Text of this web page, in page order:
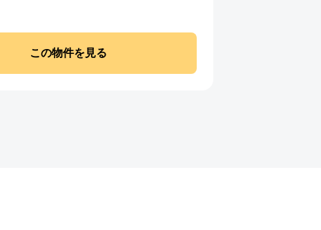
この物件を見る